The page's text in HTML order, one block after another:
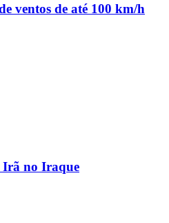
ventos de até 100 km/h
Irã no Iraque